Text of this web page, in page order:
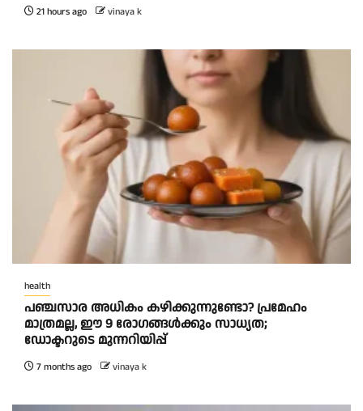
21 hours ago vinaya k
health
പഞ്ചസാര അധികം കഴിക്കുന്നുണ്ടോ? പ്രമേഹം
മാത്രമല്ല, ഈ 9 രോഗങ്ങൾക്കും സാധ്യത;
ഡോക്ടറുടെ മുന്നറിയിപ്പ്
7 months ago vinaya k